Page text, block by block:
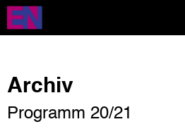
Direkt
zum
Inhalt
Archiv
Programm 20/21